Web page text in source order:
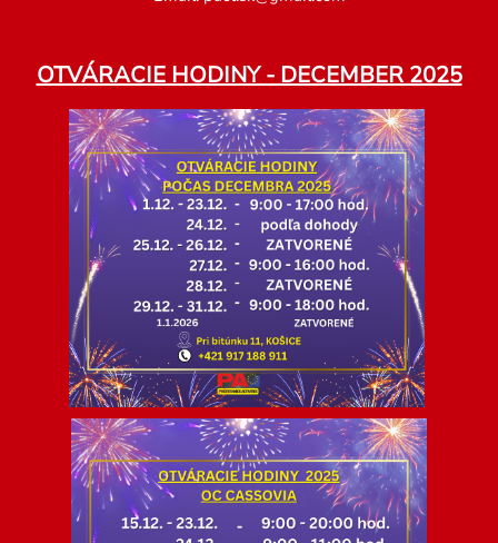
OTVÁRACIE HODINY - DECEMBER 2025